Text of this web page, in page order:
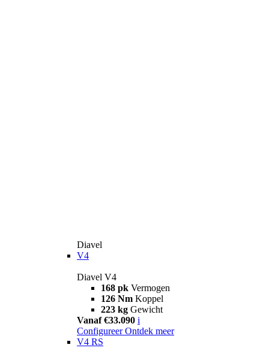
Diavel
V4
Diavel V4
168 pk Vermogen
126 Nm Koppel
223 kg Gewicht
Vanaf €33.090 i
Configureer Ontdek meer
V4 RS